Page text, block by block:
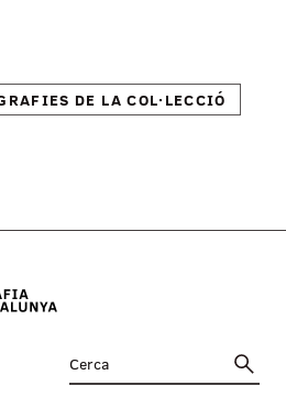
DE LA COL·LECCIÓ